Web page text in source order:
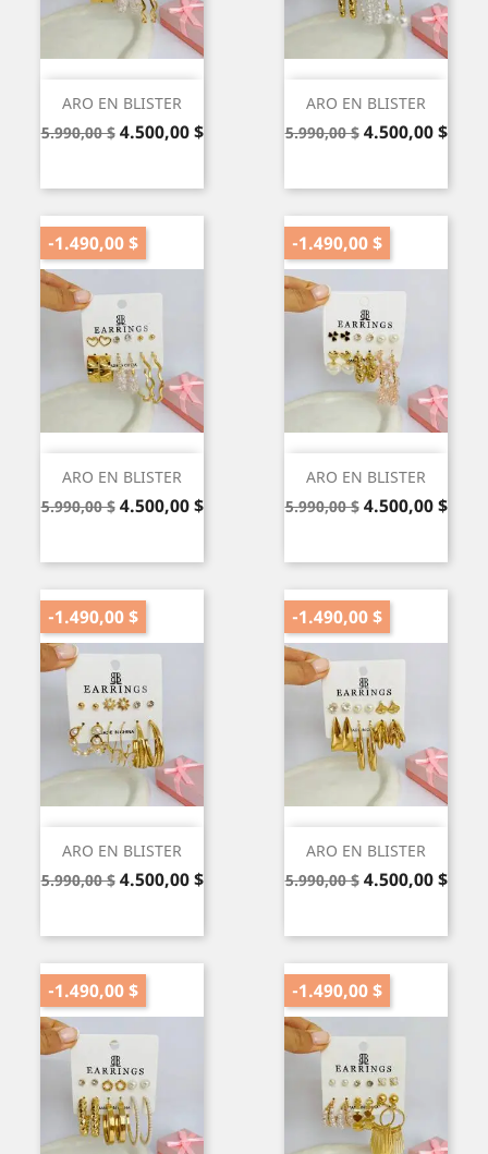
ARO EN BLISTER
Precio
5.990,00 $ Precio
4.500,00 $
ARO EN BLISTER
Precio
5.990,00 $ Precio
4.500,00 $
ARO EN BLISTER
Precio
5.990,00 $ Precio
4.500,00 $
-1.490,00 $
ARO EN BLISTER
Precio
5.990,00 $ Precio
4.500,00 $
-1.490,00 $
ARO EN BLISTER
Precio
5.990,00 $ Precio
4.500,00 $
-1.490,00 $
ARO EN BLISTER
Precio
5.990,00 $ Precio
4.500,00 $
-1.490,00 $
-1.490,00 $ -1.490,00 $